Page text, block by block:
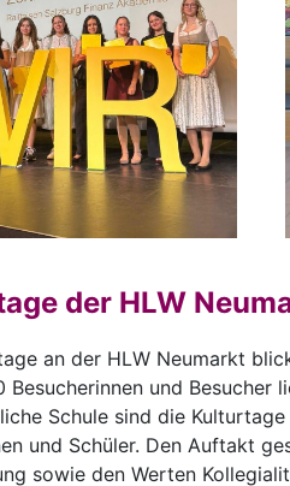
der HLW
an der HLW Neumarkt
Besucherinnen und
Schule sind die
und Schüler. Den Auftakt
sowie den Werten